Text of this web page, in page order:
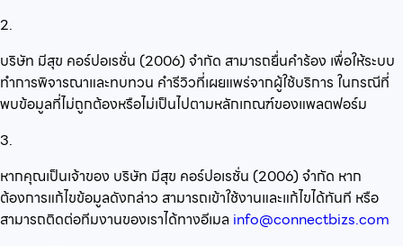
2.
บริษัท มีสุข คอร์ปอเรชั่น (2006) จำกัด สามารถยื่นคำร้อง เพื่อให้ระบบ
ทำการพิจารณาและทบทวน คำรีวิวที่เผยแพร่จากผู้ใช้บริการ ในกรณีที่
พบข้อมูลที่ไม่ถูกต้องหรือไม่เป็นไปตามหลักเกณฑ์ของแพลตฟอร์ม
3.
หากคุณเป็นเจ้าของ บริษัท มีสุข คอร์ปอเรชั่น (2006) จำกัด หาก
ต้องการแก้ไขข้อมูลดังกล่าว สามารถเข้าใช้งานและแก้ไขได้ทันที หรือ
สามารถติดต่อทีมงานของเราได้ทางอีเมล info@connectbizs.com